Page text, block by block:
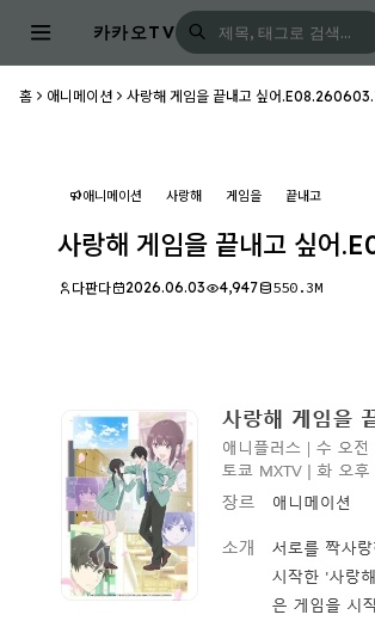
카카오TV
홈 애니메이션 사랑해 게임을 끝내고 싶어
애니메이션 사랑해 게임을 끝내고
사랑해 게임을 끝내고 싶어
다판다 2026.06.03 4,947 550.3M